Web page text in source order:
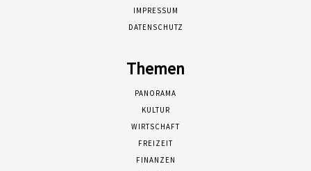
IMPRESSUM
DATENSCHUTZ
Themen
PANORAMA
KULTUR
WIRTSCHAFT
FREIZEIT
FINANZEN